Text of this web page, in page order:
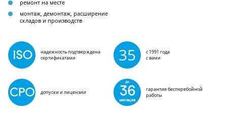
ремонт на месте
монтаж, демонтаж, расширение
складов и производств
надежность подтверждена
сертификатами
35
с 1991 года
с вами
допуски и лицензии
гарантия бесперебойной
работы